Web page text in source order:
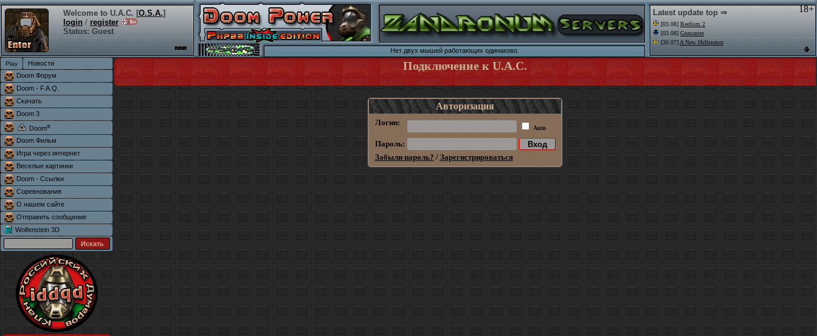
18+
Welcome to U.A.C. [O.S.A.]
login / register
Status: Guest
Latest update top ⇒
[03.08] Reelism 2
[03.08] Guncaster
[30.07] A New Hellspawn
Hет двух мышей pаботающих одинаково.
Новости
Doom Форум
Doom - F.A.Q.
Скачать
Doom 3
Doom®
Doom Фильм
Игра через интернет
Веселые картинки
Doom - Ссылки
Соревнования
О нашем сайте
Отправить сообщение
Wolfenstein 3D
Подключение к U.A.C.
Авторизация
Логин:
Auto
Пароль:
Забыли пароль? / Зарегистрироваться